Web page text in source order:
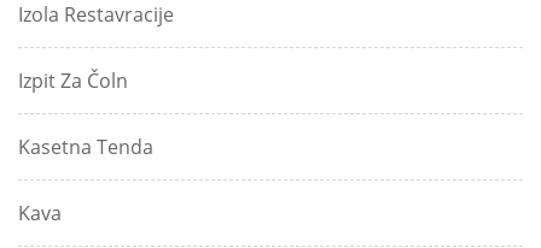
Izola Restavracije
Izpit Za Čoln
Kasetna Tenda
Kava